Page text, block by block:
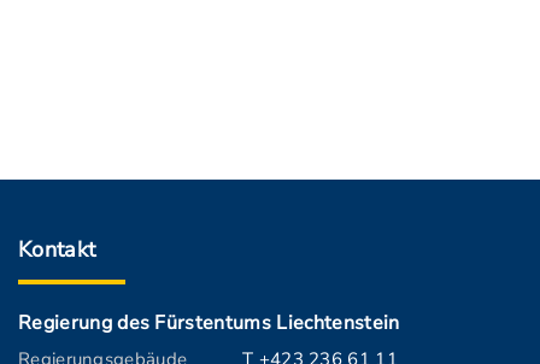
Kontakt
Regierung des Fürstentums Liechtenstein
Regierungsgebäude T +423 236 61 11